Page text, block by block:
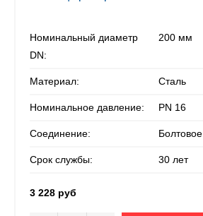
Номинальный диаметр
DN:
200 мм
Материал: Сталь
Номинальное давление: PN 16
Соединение: Болтовое
Срок службы: 30 лет
3 228 руб